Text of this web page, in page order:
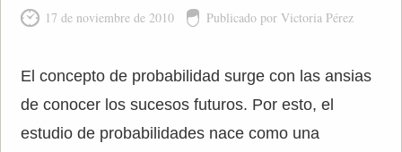
17 de noviembre de 2010 Publicado por Victoria Pérez
El concepto de probabilidad surge con las ansias
de conocer los sucesos futuros. Por esto, el
estudio de probabilidades nace como una